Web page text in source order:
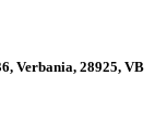
Verbania, 28925, VB